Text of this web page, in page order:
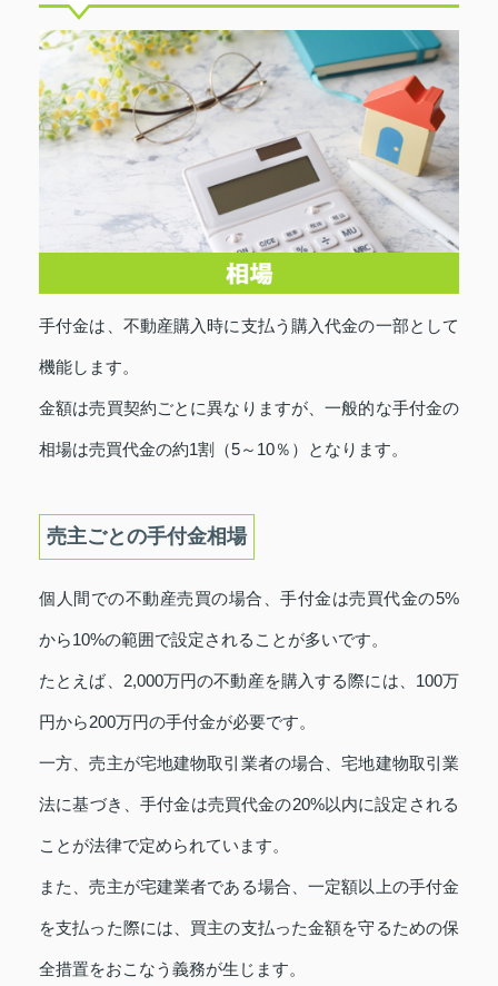
手付金は、不動産購入時に支払う購入代金の一部として
機能します。
金額は売買契約ごとに異なりますが、一般的な手付金の
相場は売買代金の約1割（5～10％）となります。
売主ごとの手付金相場
個人間での不動産売買の場合、手付金は売買代金の5%
から10%の範囲で設定されることが多いです。
たとえば、2,000万円の不動産を購入する際には、100万
円から200万円の手付金が必要です。
一方、売主が宅地建物取引業者の場合、宅地建物取引業
法に基づき、手付金は売買代金の20%以内に設定される
ことが法律で定められています。
また、売主が宅建業者である場合、一定額以上の手付金
を支払った際には、買主の支払った金額を守るための保
全措置をおこなう義務が生じます。